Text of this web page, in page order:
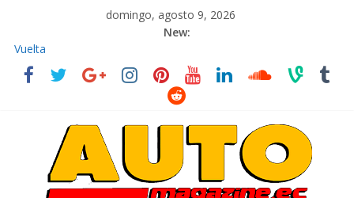
domingo, agosto 9, 2026
New:
La FEDAK recibe 12 Sinotruk Bolden para cubrir las rutas de La
Vuelta
El costo de tener un vehículo gana protagonismo a la hora de
¿Qué puede pasar con tu vehículo si permanece varios días sin
La Vuelta al Ecuador 2026, edición 47ª, recorre 7 provincias en 8